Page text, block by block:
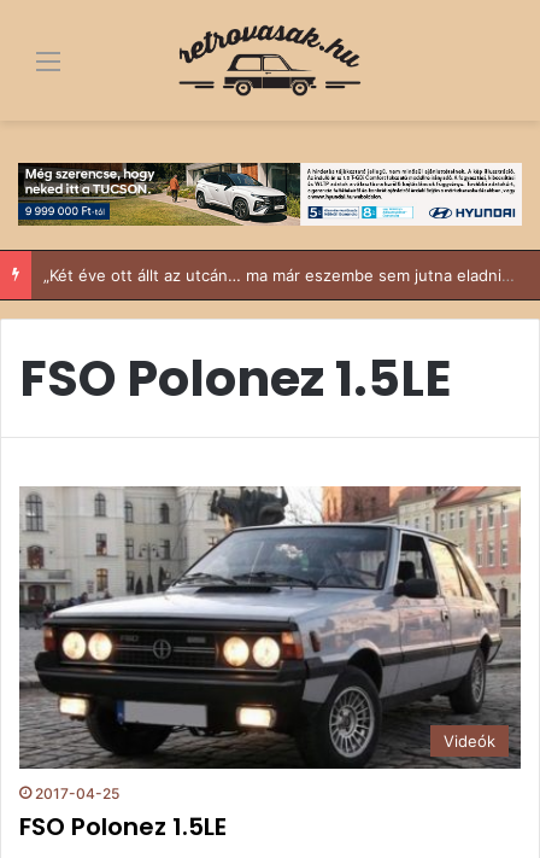
Menü
„Két éve ott állt az utcán… ma már eszembe sem jutna eladni” – egy Trabant 601 története
FSO Polonez 1.5LE
Videók
2017-04-25
FSO Polonez 1.5LE